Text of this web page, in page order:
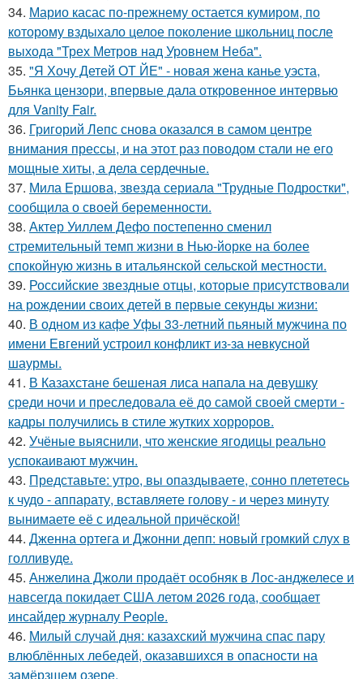
34. Марио касас по-прежнему остается кумиром, по
которому вздыхало целое поколение школьниц после
выхода "Трех Метров над Уровнем Неба".
35. "Я Хочу Детей ОТ ЙЕ" - новая жена канье уэста,
Бьянка цензори, впервые дала откровенное интервью
для Vanity Fair.
36. Григорий Лепс снова оказался в самом центре
внимания прессы, и на этот раз поводом стали не его
мощные хиты, а дела сердечные.
37. Мила Ершова, звезда сериала "Трудные Подростки",
сообщила о своей беременности.
38. Актер Уиллем Дефо постепенно сменил
стремительный темп жизни в Нью-йорке на более
спокойную жизнь в итальянской сельской местности.
39. Российские звездные отцы, которые присутствовали
на рождении своих детей в первые секунды жизни:
40. В одном из кафе Уфы 33-летний пьяный мужчина по
имени Евгений устроил конфликт из-за невкусной
шаурмы.
41. В Казахстане бешеная лиса напала на девушку
среди ночи и преследовала её до самой своей смерти -
кадры получились в стиле жутких хорроров.
42. Учёные выяснили, что женские ягодицы реально
успокаивают мужчин.
43. Представьте: утро, вы опаздываете, сонно плететесь
к чудо - аппарату, вставляете голову - и через минуту
вынимаете её с идеальной причёской!
44. Дженна ортега и Джонни депп: новый громкий слух в
голливуде.
45. Анжелина Джоли продаёт особняк в Лос-анджелесе и
навсегда покидает США летом 2026 года, сообщает
инсайдер журналу People.
46. Милый случай дня: казахский мужчина спас пару
влюблённых лебедей, оказавшихся в опасности на
замёрзшем озере.